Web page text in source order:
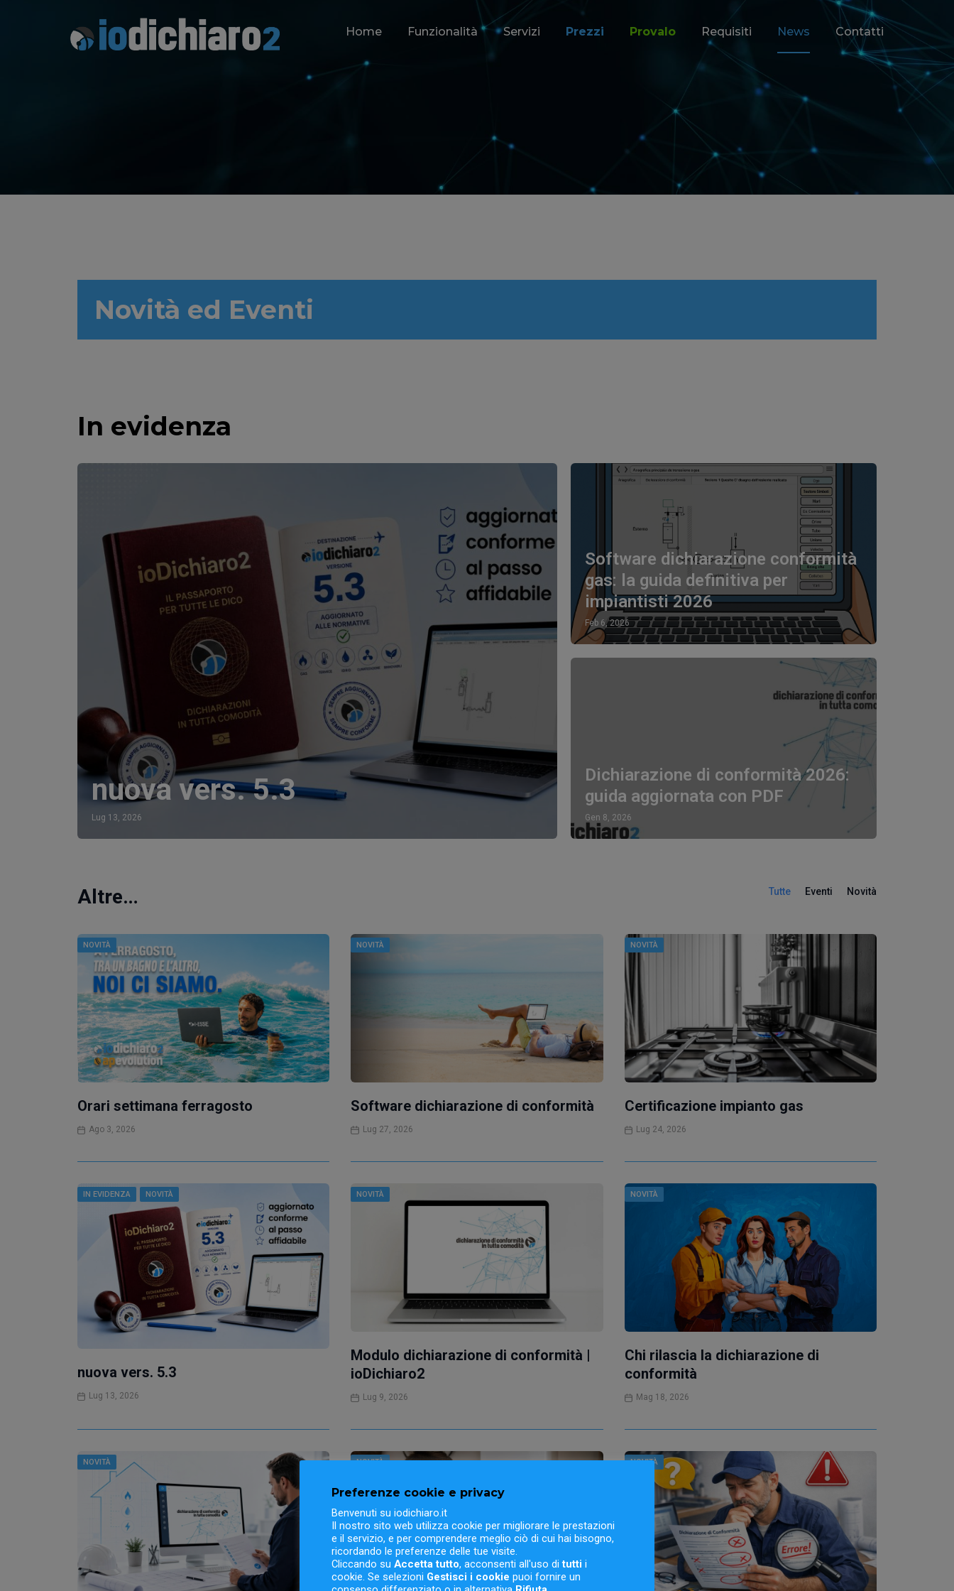
Home Funzionalità Servizi Prezzi Provalo Requisiti News Contatti
Novità ed Eventi
In evidenza
nuova vers. 5.3
Lug 13, 2026
Software dichiarazione conformità
gas: la guida definitiva per
impiantisti 2026
Feb 6, 2026
Dichiarazione di conformità 2026:
guida aggiornata con PDF
Gen 8, 2026
Altre… Tutte Eventi Novità
NOVITÀ
Orari settimana ferragosto
Ago 3, 2026
NOVITÀ
Software dichiarazione di conformità
Lug 27, 2026
NOVITÀ
Certificazione impianto gas
Lug 24, 2026
IN EVIDENZA NOVITÀ
nuova vers. 5.3
Lug 13, 2026
NOVITÀ
Modulo dichiarazione di conformità |
ioDichiaro2
Lug 9, 2026
NOVITÀ
Chi rilascia la dichiarazione di
conformità
Mag 18, 2026
NOVITÀ NOVITÀ NOVITÀ
Preferenze cookie e privacy
Benvenuti su iodichiaro.it
Il nostro sito web utilizza cookie per migliorare le prestazioni
e il servizio, e per comprendere meglio ciò di cui hai bisogno,
ricordando le preferenze delle tue visite.
Cliccando su Accetta tutto, acconsenti all'uso ditutti i
cookie. Se selezioni Gestisci i cookie puoi fornire un